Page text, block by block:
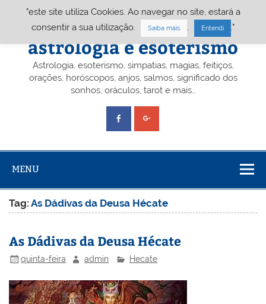
Portal A&E – Portal
astrologia e esoterismo
Astrologia, esoterismo, simpatias, magias, feitiços,
orações, horóscopos, anjos, salmos, significado dos
sonhos, oráculos, tarot e mais…
MENU
Tag:As Dádivas da Deusa Hécate
As Dádivas da Deusa Hécate
quinta-feira admin Hecate
"este site utiliza Cookies. Ao navegar no site, estará a
consentir a sua utilização.
Saiba mais Entendi ."